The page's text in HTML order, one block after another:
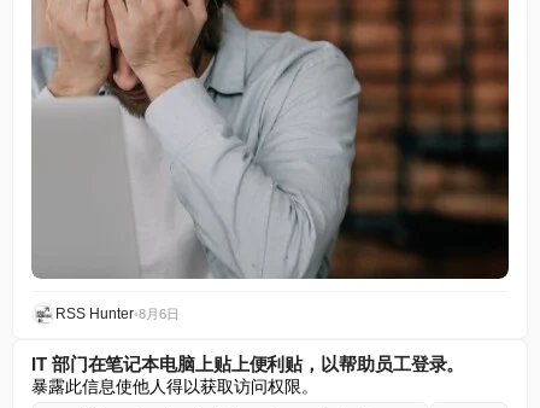
RSS Hunter•8月6日
IT 部门在笔记本电脑上贴上便利贴，以帮助员工登录。
暴露此信息使他人得以获取访问权限。